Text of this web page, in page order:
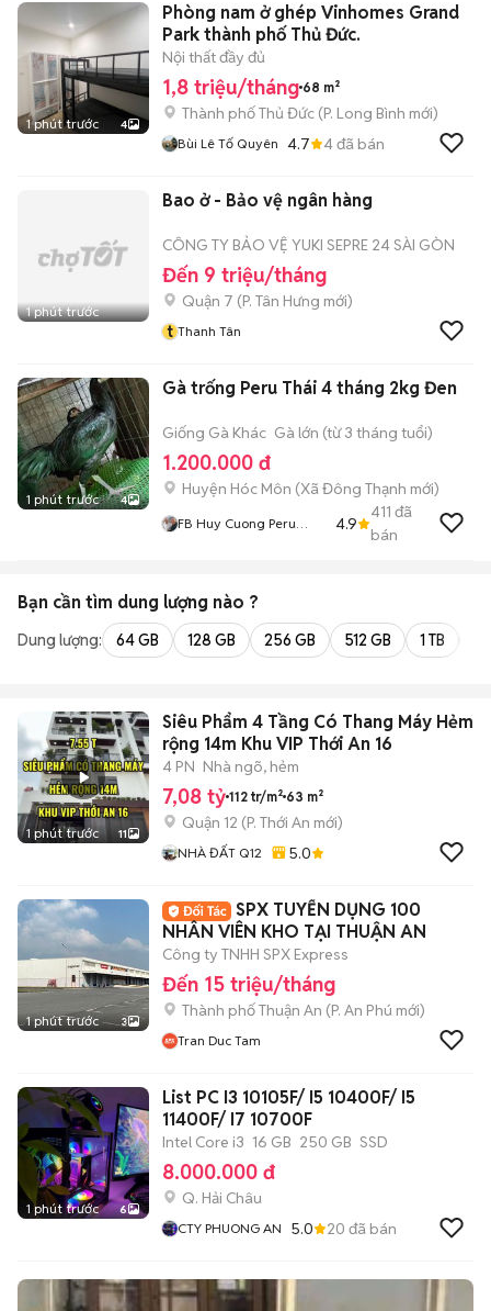
1 phút trước 4
Phòng nam ở ghép Vinhomes Grand
Park thành phố Thủ Đức.
Nội thất đầy đủ
1,8 triệu/tháng 68 m²
Thành phố Thủ Đức (P. Long Bình mới)
Bùi Lê Tố Quyên 4.7 4đã bán
1 phút trước
Bao ở - Bảo vệ ngân hàng
CÔNG TY BẢO VỆ YUKI SEPRE 24 SÀI GÒN
Đến 9 triệu/tháng
Quận 7 (P. Tân Hưng mới)
t Thanh Tân
1 phút trước 4
Gà trống Peru Thái 4 tháng 2kg Đen
Giống Gà Khác Gà lớn (từ 3 tháng tuổi)
1.200.000 đ
Huyện Hóc Môn (Xã Đông Thạnh mới)
FB Huy Cuong Peru
4.9
411 đã
bán
Bạn cần tìm dung lượng nào ?
Dung lượng: 64 GB 128 GB 256 GB 512 GB 1 TB
1 phút trước 11
Siêu Phẩm 4 Tầng Có Thang Máy Hẻm
rộng 14m Khu VIP Thới An 16
4 PN Nhà ngõ, hẻm
7,08 tỷ 112 tr/m² 63 m²
Quận 12 (P. Thới An mới)
NHÀ ĐẤT Q12 5.0
1 phút trước 3
SPX TUYỂN DỤNG 100
NHÂN VIÊN KHO TẠI THUẬN AN
Công ty TNHH SPX Express
Đến 15 triệu/tháng
Thành phố Thuận An (P. An Phú mới)
Tran Duc Tam
1 phút trước 6
List PC I3 10105F/ I5 10400F/ I5
11400F/ I7 10700F
Intel Core i3 16 GB 250 GB SSD
8.000.000 đ
Q. Hải Châu
CTY PHUONG AN 5.0 20 đã bán